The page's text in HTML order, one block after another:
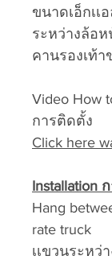
ขนาดเอ็กเเ
ระหว่างล้อห
คานรองเท้า
Video How
การติดตั้ง
Click here
Installation
Hang
rate truck
เเขวนระหว่